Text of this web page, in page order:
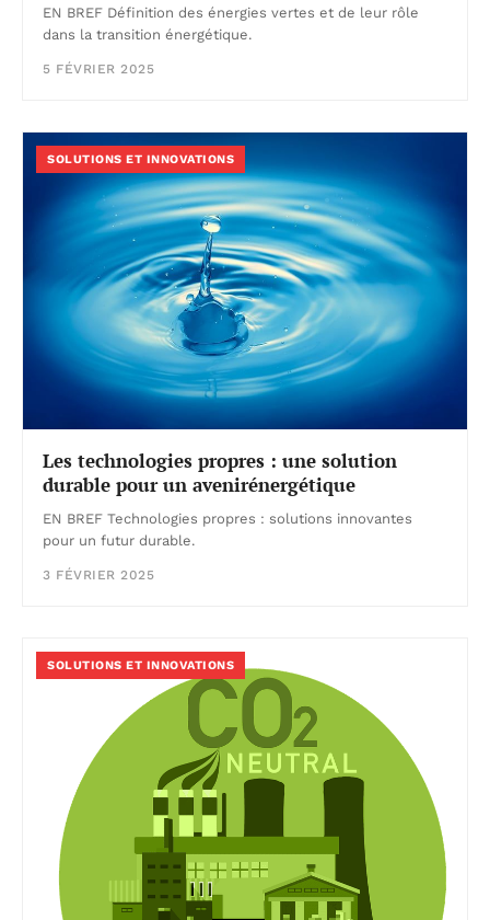
EN BREF Définition des énergies vertes et de leur rôle
dans la transition énergétique.
5 FÉVRIER 2025
SOLUTIONS ET INNOVATIONS
Les technologies propres : une solution
durable pour un avenirénergétique
EN BREF Technologies propres : solutions innovantes
pour un futur durable.
3 FÉVRIER 2025
SOLUTIONS ET INNOVATIONS